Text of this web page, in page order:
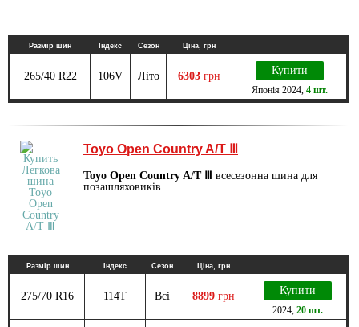
Размір шин Індекс Сезон Ціна, грн
265/40 R22 106V Літо 6303 грн Купити
Японія2024, 4 шт.
Toyo Open Country A/T Ⅲ
Toyo Open Country A/T Ⅲ всесезонна шина для
позашляховиків.
Размір шин Індекс Сезон Ціна, грн
275/70 R16 114T Всі 8899 грн Купити
2024, 20 шт.